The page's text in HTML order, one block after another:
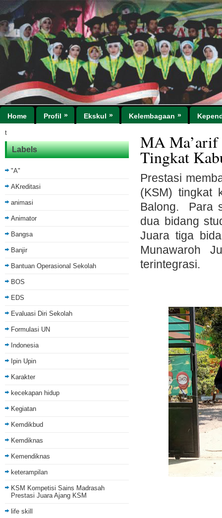
Home Profil » Ekskul » Kelembagaan »
t
Labels
"A"
AKreditasi
animasi
Animator
Bangsa
Banjir
Bantuan Operasional Sekolah
BOS
EDS
Evaluasi Diri Sekolah
Formulasi UN
Indonesia
Ipin Upin
Karakter
kecekapan hidup
Kegiatan
Kemdikbud
Kemdiknas
Kemendiknas
keterampilan
KSM Kompetisi Sains Madrasah
Prestasi Juara Ajang KSM
life skill
MA Ma’arif
Tingkat
Prestasi
(KSM) tingkat
Balong. Para
dua bidang
Juara tiga
Munawaroh
terintegrasi.